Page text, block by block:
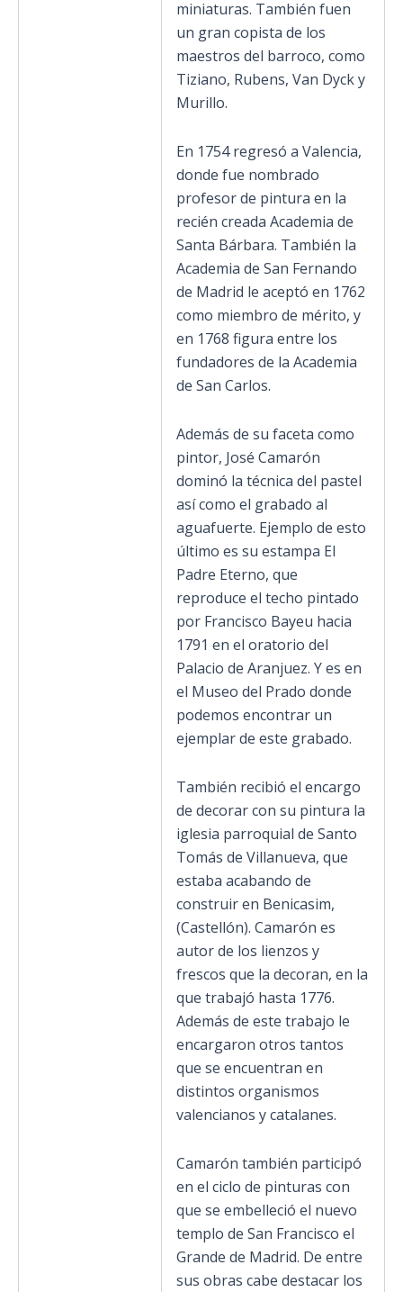
miniaturas. También fuen
un gran copista de los
maestros del barroco, como
Tiziano, Rubens, Van Dyck y
Murillo.
En 1754 regresó a Valencia,
donde fue nombrado
profesor de pintura en la
recién creada Academia de
Santa Bárbara. También la
Academia de San Fernando
de Madrid le aceptó en 1762
como miembro de mérito, y
en 1768 figura entre los
fundadores de la Academia
de San Carlos.
Además de su faceta como
pintor, José Camarón
dominó la técnica del pastel
así como el grabado al
aguafuerte. Ejemplo de esto
último es su estampa El
Padre Eterno, que
reproduce el techo pintado
por Francisco Bayeu hacia
1791 en el oratorio del
Palacio de Aranjuez. Y es en
el Museo del Prado donde
podemos encontrar un
ejemplar de este grabado.
También recibió el encargo
de decorar con su pintura la
iglesia parroquial de Santo
Tomás de Villanueva, que
estaba acabando de
construir en Benicasim,
(Castellón). Camarón es
autor de los lienzos y
frescos que la decoran, en la
que trabajó hasta 1776.
Además de este trabajo le
encargaron otros tantos
que se encuentran en
distintos organismos
valencianos y catalanes.
Camarón también participó
en el ciclo de pinturas con
que se embelleció el nuevo
templo de San Francisco el
Grande de Madrid. De entre
sus obras cabe destacar los